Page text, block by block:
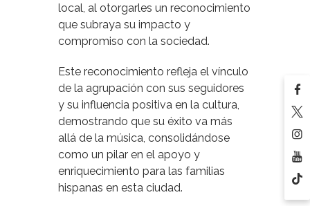
local, al otorgarles un reconocimiento
que subraya su impacto y
compromiso con la sociedad.
Este reconocimiento refleja el vínculo
de la agrupación con sus seguidores
y su influencia positiva en la cultura,
demostrando que su éxito va más
allá de la música, consolidándose
como un pilar en el apoyo y
enriquecimiento para las familias
hispanas en esta ciudad.